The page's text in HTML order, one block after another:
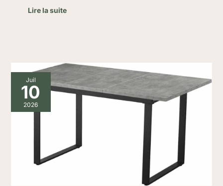
Lire la suite
Juil
10
2026
Test
:
table
lars
extensible
fonctionnelle